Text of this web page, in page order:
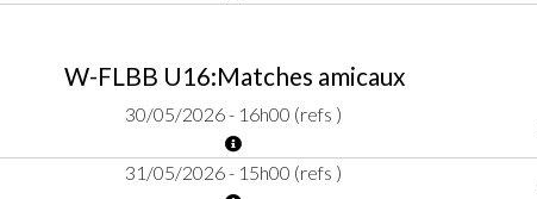
W-FLBB U16:Matches amicaux
30/05/2026 - 16h00 (refs )
31/05/2026 - 15h00 (refs )